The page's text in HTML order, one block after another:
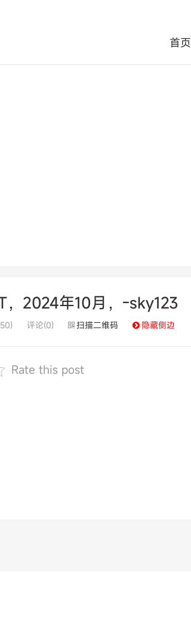
首页
，2024年10月，-sky123
评论(0) 扫描二维码 隐藏侧边
Rate this post